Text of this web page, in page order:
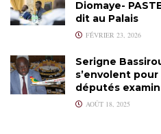
Diomaye-
dit au Palais
FÉVRIER 23, 2026
Serigne
s’envolent
députés
AOÛT 18, 2025